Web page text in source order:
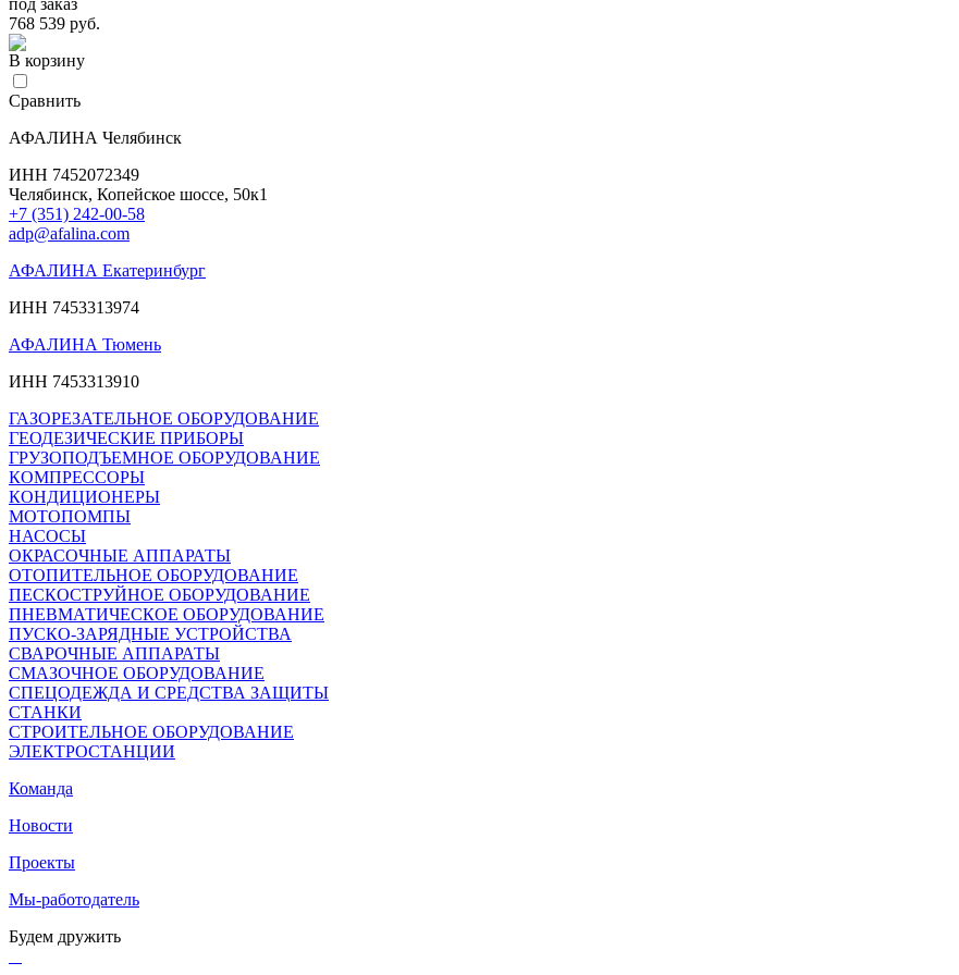
768 539 руб.
В корзину
Сравнить
АФАЛИНА Челябинск
ИНН 7452072349
Челябинск, Копейское шоссе, 50к1
+7 (351) 242-00-58
adp@afalina.com
АФАЛИНА Екатеринбург
ИНН 7453313974
АФАЛИНА Тюмень
ИНН 7453313910
ГАЗОРЕЗАТЕЛЬНОЕ ОБОРУДОВАНИЕ
ГЕОДЕЗИЧЕСКИЕ ПРИБОРЫ
ГРУЗОПОДЪЕМНОЕ ОБОРУДОВАНИЕ
КОМПРЕССОРЫ
КОНДИЦИОНЕРЫ
МОТОПОМПЫ
НАСОСЫ
ОКРАСОЧНЫЕ АППАРАТЫ
ОТОПИТЕЛЬНОЕ ОБОРУДОВАНИЕ
ПЕСКОСТРУЙНОЕ ОБОРУДОВАНИЕ
ПНЕВМАТИЧЕСКОЕ ОБОРУДОВАНИЕ
ПУСКО-ЗАРЯДНЫЕ УСТРОЙСТВА
СВАРОЧНЫЕ АППАРАТЫ
СМАЗОЧНОЕ ОБОРУДОВАНИЕ
СПЕЦОДЕЖДА И СРЕДСТВА ЗАЩИТЫ
СТАНКИ
СТРОИТЕЛЬНОЕ ОБОРУДОВАНИЕ
ЭЛЕКТРОСТАНЦИИ
Команда
Новости
Проекты
Мы-работодатель
Будем дружить